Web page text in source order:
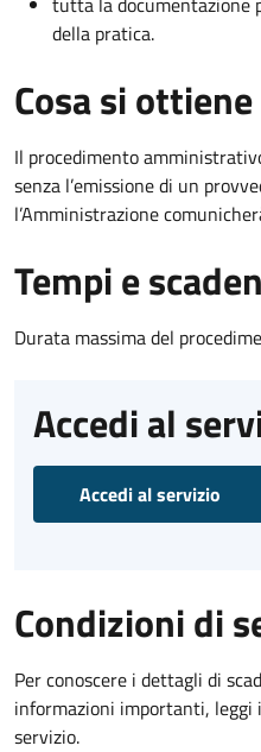
della pratica.
Cosa si ottiene
Il procedimento
senza l’emissione di un
l’Amministrazione
Tempi e
Durata massima del
Accedi al
Accedi al servizio
Condizioni di
Per conoscere i dettagli di
informazioni importanti, leggi
servizio.